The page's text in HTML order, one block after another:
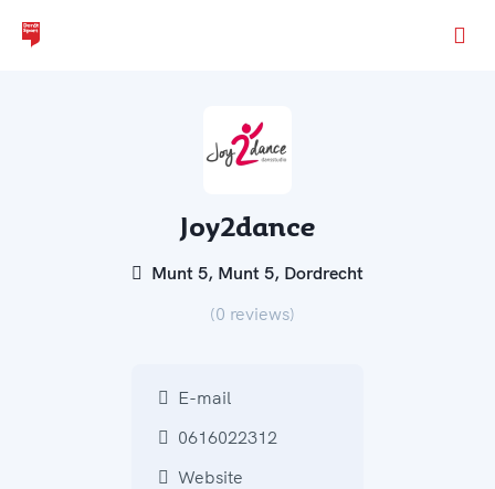
Joy2dance
Munt 5, Munt 5, Dordrecht
(0 reviews)
E-mail
0616022312
Website